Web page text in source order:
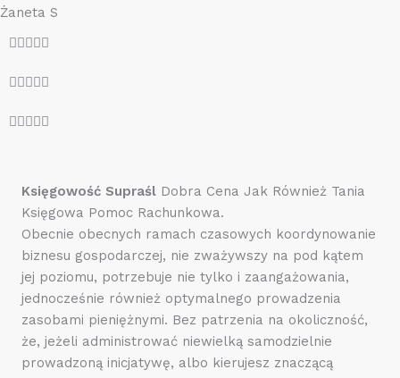
Żaneta S

5

5
z
5

n
a
5
z
5
Księgowość Supraśl Dobra Cena Jak Również Tania
Księgowa Pomoc Rachunkowa.
Obecnie obecnych ramach czasowych koordynowanie
biznesu gospodarczej, nie zważywszy na pod kątem
jej poziomu, potrzebuje nie tylko i zaangażowania,
jednocześnie również optymalnego prowadzenia
zasobami pieniężnymi. Bez patrzenia na okoliczność,
że, jeżeli administrować niewielką samodzielnie
prowadzoną inicjatywę, albo kierujesz znaczącą